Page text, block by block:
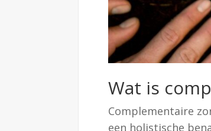
Wat is
Complementaire
een holistische